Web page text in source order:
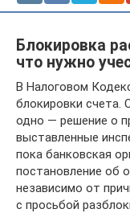
Блокировка
что нужно
В Налоговом
блокировки счета.
одно — решение о
выставленные
пока банковская
постановление об
независимо от
с просьбой